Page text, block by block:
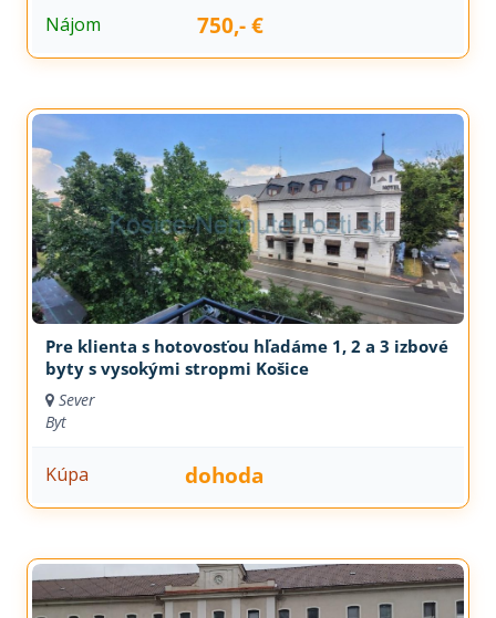
Nájom 750,- €
Pre klienta s hotovosťou hľadáme 1, 2 a 3 izbové
byty s vysokými stropmi Košice
Sever
Byt
Kúpa dohoda